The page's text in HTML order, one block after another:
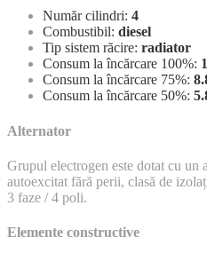
Număr cilindri: 4
Combustibil: diesel
Tip sistem răcire: radiator
Consum la încărcare 100%:
Consum la încărcare 75%: 8.
Consum la încărcare 50%: 5.
Alternator
Grupul electrogen este dotat cu
autoexcitat fără perii, clasă de
3 faze / 4 poli.
Elemente constructive